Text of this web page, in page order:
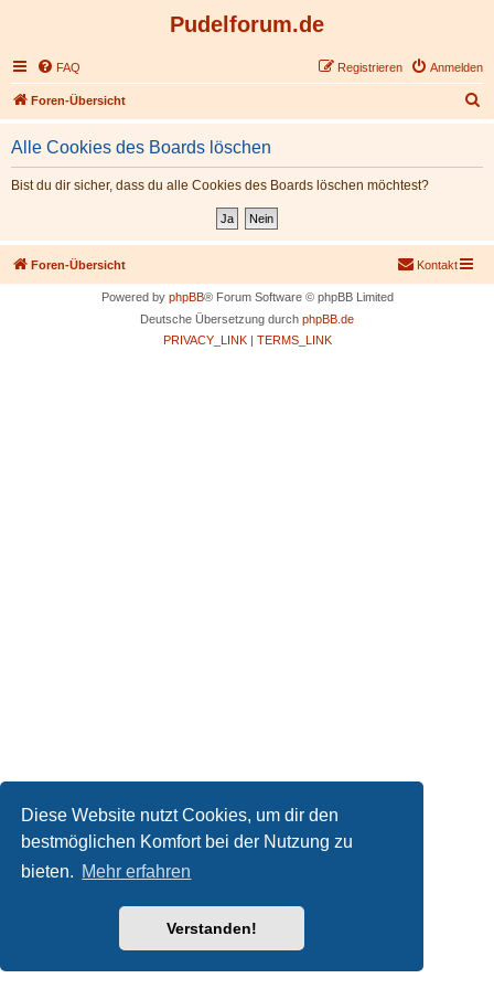
Diese Website nutzt Cookies, um dir den
bestmöglichen Komfort bei der Nutzung zu
bieten. Mehr erfahren
Verstanden!
Pudelforum.de
FAQ Anmelden
Registrieren
Foren-Übersicht
u
Alle Cookies des Boards löschen
Bist du dir sicher, dass du alle Cookies des Boards löschen möchtest?
Foren-Übersicht Kontakt
Powered by phpBB® Forum Software © phpBB Limited
Deutsche Übersetzung durch phpBB.de
PRIVACY_LINK| TERMS_LINK